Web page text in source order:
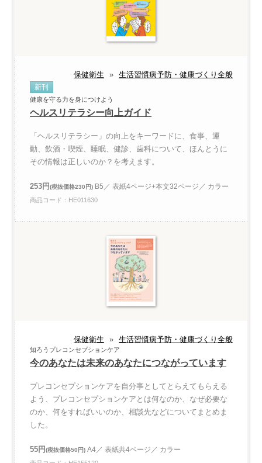
保健衛生 » 生活習慣病予防・健康づくり全般
新刊
健康を守る力を身につけよう
ヘルスリテラシー向上ガイド
「ヘルスリテラシー」の向上をキーワードに、食事、運
動、飲酒・喫煙、睡眠、健診、歯科について、ほんとうに
その情報は正しいのか？を考えます。
253円(税抜価格230円) B5／ 表紙4ページ+本文32ページ／ カラー
商品コード：HE011630
保健衛生 » 生活習慣病予防・健康づくり全般
知ろうプレコンセプションケア
今のあなたは未来のあなたにつながっています
プレコンセプションケアを自分事としてとらえてもらえる
よう、プレコンセプションケアとは何なのか、なぜ必要な
のか、何をすればいいのか、相談先などについてまとめま
した。
55円(税抜価格50円) A4／ 表紙共4ページ／ カラー